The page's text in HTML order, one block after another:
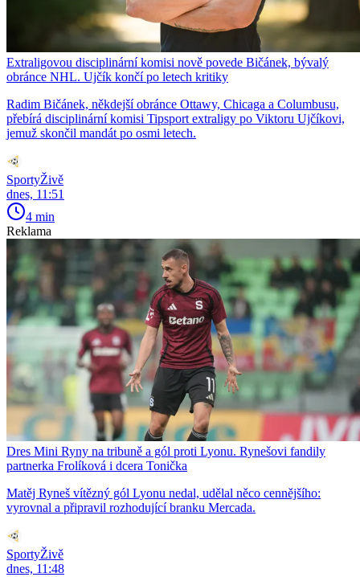
Extraligovou disciplinární komisi nově povede Bičánek, bývalý
obránce NHL. Ujčík končí po letech kritiky
Radim Bičánek, někdejší obránce Ottawy, Chicaga a Columbusu,
přebírá disciplinární komisi Tipsport extraligy po Viktoru Ujčíkovi,
jemuž skončil mandát po osmi letech.
SportyŽivě
dnes, 11:51
4 min
Reklama
Dres Mini Ryny na tribuně a gól proti Lyonu. Rynešovi fandily
partnerka Frolíková i dcera Tonička
Matěj Ryneš vítězný gól Lyonu nedal, udělal něco cennějšího:
vyrovnal a připravil rozhodující branku Mercada.
SportyŽivě
dnes, 11:48